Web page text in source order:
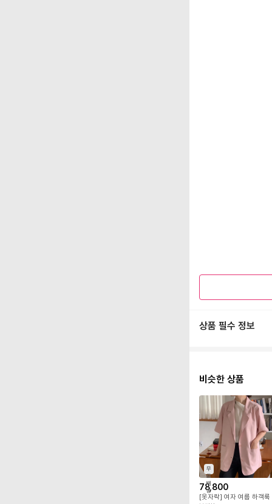
상품 필수 정보
비슷한 상품
무
료
배
송
78,800